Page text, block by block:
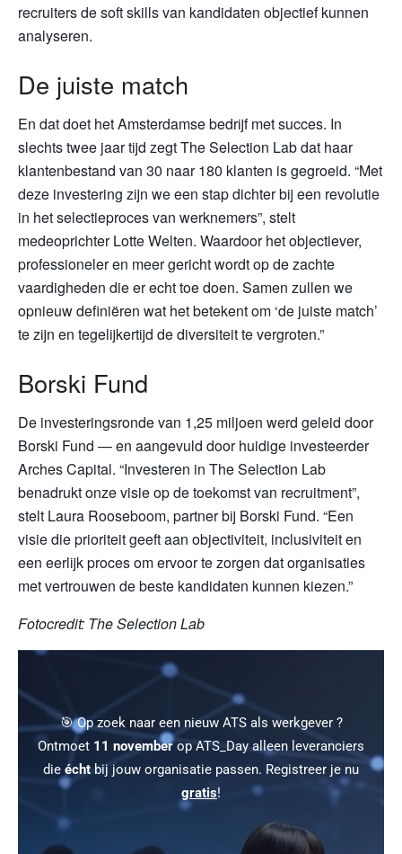
recruiters de soft skills van kandidaten objectief kunnen
analyseren.
De juiste match
En dat doet het Amsterdamse bedrijf met succes. In
slechts twee jaar tijd zegt The Selection Lab dat haar
klantenbestand van 30 naar 180 klanten is gegroeid. “Met
deze investering zijn we een stap dichter bij een revolutie
in het selectieproces van werknemers”, stelt
medeoprichter Lotte Welten. Waardoor het objectiever,
professioneler en meer gericht wordt op de zachte
vaardigheden die er echt toe doen. Samen zullen we
opnieuw definiëren wat het betekent om ‘de juiste match’
te zijn en tegelijkertijd de diversiteit te vergroten.”
Borski Fund
De investeringsronde van 1,25 miljoen werd geleid door
Borski Fund — en aangevuld door huidige investeerder
Arches Capital. “Investeren in The Selection Lab
benadrukt onze visie op de toekomst van recruitment”,
stelt Laura Rooseboom, partner bij Borski Fund. “Een
visie die prioriteit geeft aan objectiviteit, inclusiviteit en
een eerlijk proces om ervoor te zorgen dat organisaties
met vertrouwen de beste kandidaten kunnen kiezen.”
Fotocredit: The Selection Lab
🎯 Op zoek naar een nieuw ATS als werkgever ?
Ontmoet 11 novemberop ATS_Day alleen leveranciers
die écht bij jouw organisatie passen. Registreer je nu
gratis!